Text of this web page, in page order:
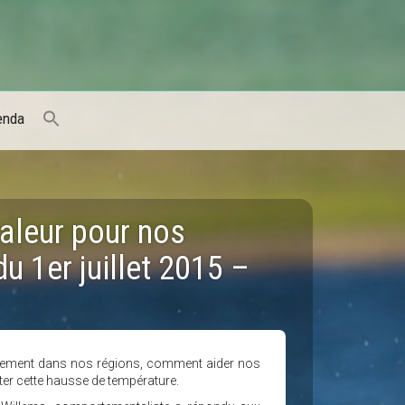
pour nos
1er juillet 2015 –
dans nos régions, comment aider nos
cette hausse de température.